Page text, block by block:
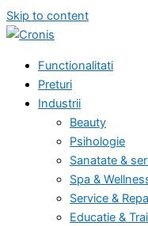
Skip to content
Functionalitati
Preturi
Industrii
Beauty
Psihologie
Sanatate &
Spa &
Service &
Educatie &